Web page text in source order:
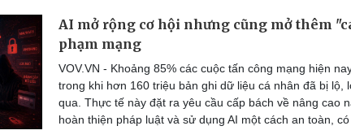
Văn hóa
Sân khấu - Điện ảnh
Văn học
Âm nhạc
Di sản
Giải trí
Nghệ sĩ
Sao Việt
Du
AI mở rộng cơ hội nhưng cũng mở thêm
phạm mạng
VOV.VN - Khoảng 85% các cuộc tấn công mạng hiện
trong khi hơn 160 triệu bản ghi dữ liệu cá nhân đã bị lộ,
qua. Thực tế này đặt ra yêu cầu cấp bách về nâng cao
hoàn thiện pháp luật và sử dụng AI một cách an toàn, có